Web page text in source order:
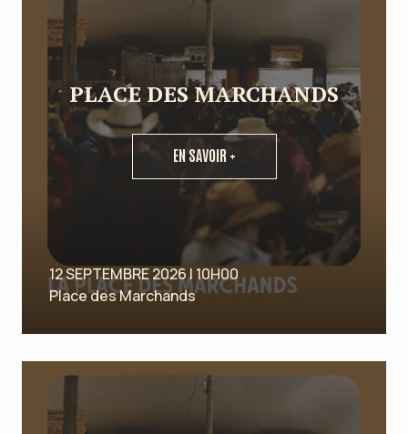
PLACE DES MARCHANDS
EN SAVOIR +
12 SEPTEMBRE 2026 | 10H00
Place des Marchands